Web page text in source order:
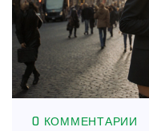
0 КОММЕНТАРИИ